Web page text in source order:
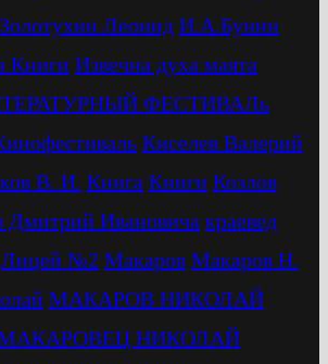
Золотухин Леонид И.А.Бунин
Книги Извечна духа маята
ФЕСТИВАЛь
Киселев Валерий
В. И. Книга Книги Козлов
Дмитрий Ивановича краевед
Лицей №2 Макаров Макаров Н.
МАКАРОВ НИКОЛАЙ
НИКОЛАЙ